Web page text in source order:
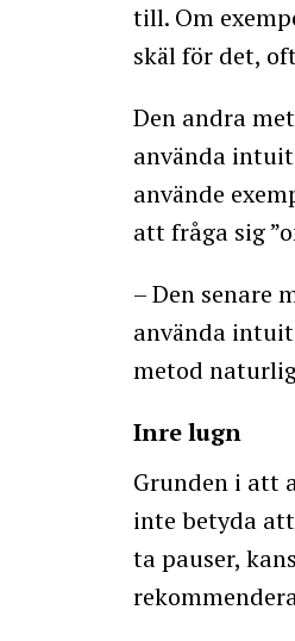
till. Om
skäl för det,
Den andra
använda
använde
att fråga sig
– Den senare
använda
metod
Inre lugn
Grunden i att
inte betyda
ta pauser,